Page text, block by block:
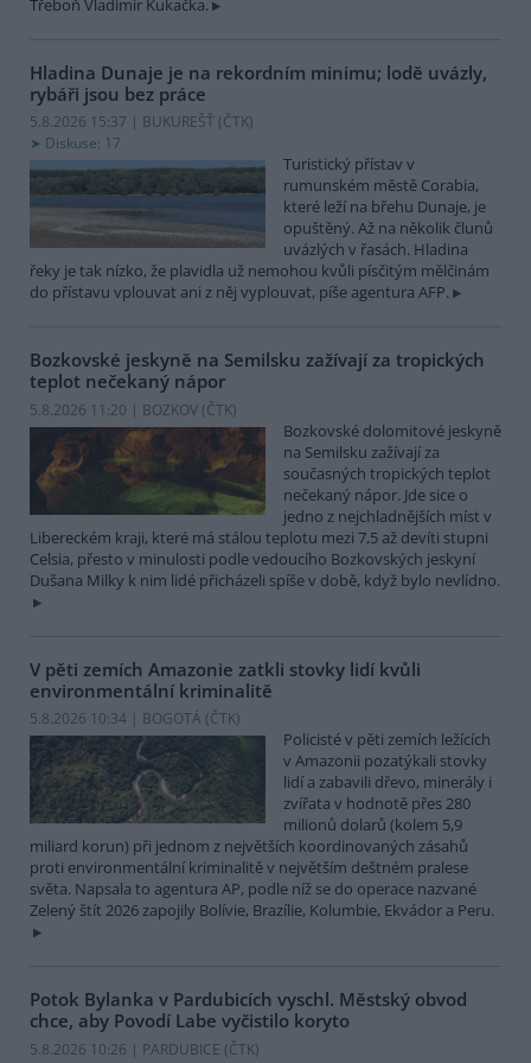
Třeboň Vladimír Kukačka.
Hladina Dunaje je na rekordním minimu; lodě uvázly,
rybáři jsou bez práce
5.8.2026 15:37 | BUKUREŠŤ (ČTK)
Diskuse: 17
Turistický přístav v
rumunském městě Corabia,
které leží na břehu Dunaje, je
opuštěný. Až na několik člunů
uvázlých v řasách. Hladina
řeky je tak nízko, že plavidla už nemohou kvůli písčitým mělčinám
do přístavu vplouvat ani z něj vyplouvat, píše agentura AFP.
Bozkovské jeskyně na Semilsku zažívají za tropických
teplot nečekaný nápor
5.8.2026 11:20 | BOZKOV (ČTK)
Bozkovské dolomitové jeskyně
na Semilsku zažívají za
současných tropických teplot
nečekaný nápor. Jde sice o
jedno z nejchladnějších míst v
Libereckém kraji, které má stálou teplotu mezi 7,5 až devíti stupni
Celsia, přesto v minulosti podle vedoucího Bozkovských jeskyní
Dušana Milky k nim lidé přicházeli spíše v době, když bylo nevlídno.
V pěti zemích Amazonie zatkli stovky lidí kvůli
environmentální kriminalitě
5.8.2026 10:34 | BOGOTÁ (ČTK)
Policisté v pěti zemích ležících
v Amazonii pozatýkali stovky
lidí a zabavili dřevo, minerály i
zvířata v hodnotě přes 280
milionů dolarů (kolem 5,9
miliard korun) při jednom z největších koordinovaných zásahů
proti environmentální kriminalitě v největším deštném pralese
světa. Napsala to agentura AP, podle níž se do operace nazvané
Zelený štít 2026 zapojily Bolívie, Brazílie, Kolumbie, Ekvádor a Peru.
Potok Bylanka v Pardubicích vyschl. Městský obvod
chce, aby Povodí Labe vyčistilo koryto
5.8.2026 10:26 | PARDUBICE (ČTK)